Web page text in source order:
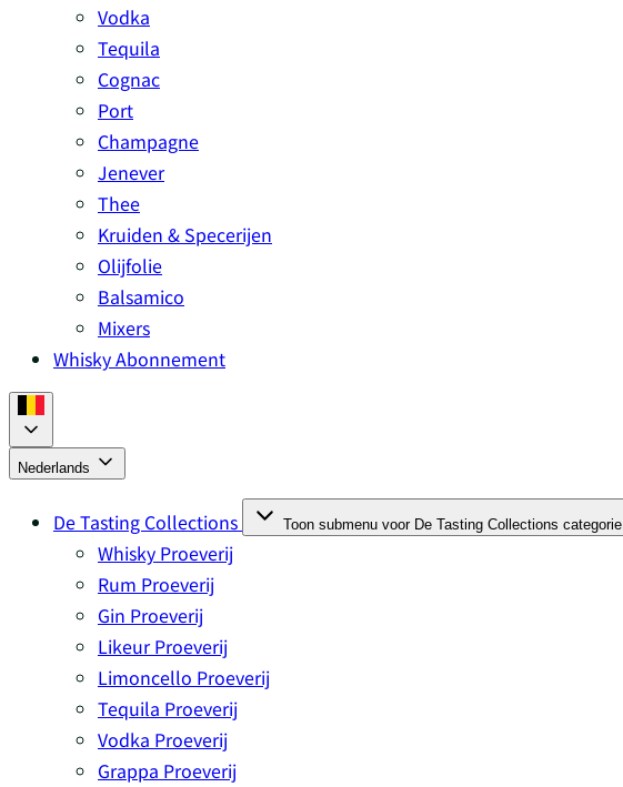
Vodka
Tequila
Cognac
Port
Champagne
Jenever
Thee
Kruiden & Specerijen
Olijfolie
Balsamico
Mixers
Whisky Abonnement
Nederlands
De Tasting Collections Toon submenu voor De Tasting Collections categorie
Whisky Proeverij
Rum Proeverij
Gin Proeverij
Likeur Proeverij
Limoncello Proeverij
Tequila Proeverij
Vodka Proeverij
Grappa Proeverij